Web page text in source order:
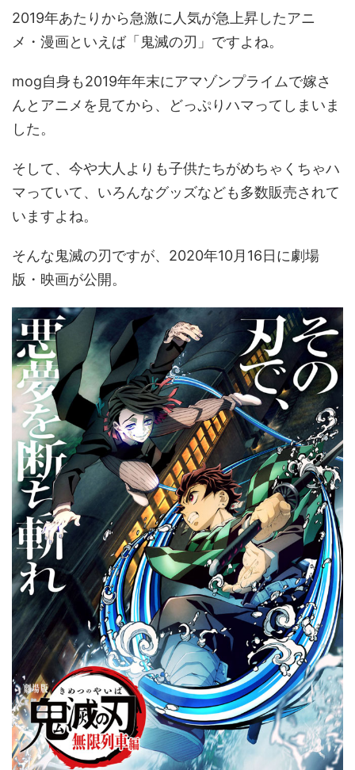
2019年あたりから急激に人気が急上昇したアニ
メ・漫画といえば「鬼滅の刃」ですよね。
mog自身も2019年年末にアマゾンプライムで嫁さ
んとアニメを見てから、どっぷりハマってしまいま
した。
そして、今や大人よりも子供たちがめちゃくちゃハ
マっていて、いろんなグッズなども多数販売されて
いますよね。
そんな鬼滅の刃ですが、2020年10月16日に劇場
版・映画が公開。